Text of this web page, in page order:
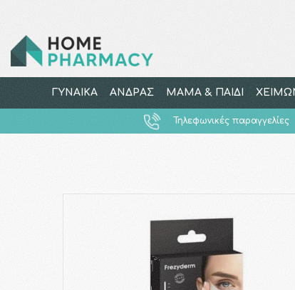
ΓΥΝΑΙΚΑ ΑΝΔΡΑΣ ΜΑΜΑ & ΠΑΙΔΙ
Τηλεφωνικές παραγγελίες